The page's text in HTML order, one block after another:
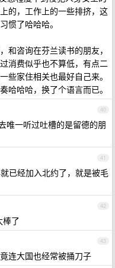
的，工作上的一些排挤，这
惯了哈哈哈。
和咨询在芬兰读书的朋友，
消费似乎也不算低，有点二
些家住相关也最好自己来。
哈哈哈，换了个语言而已。
40
唯一听过吐槽的是留德的朋
41
已经加入北约了，就是被毛
42
棒了
43
连大国也经常被捅刀子